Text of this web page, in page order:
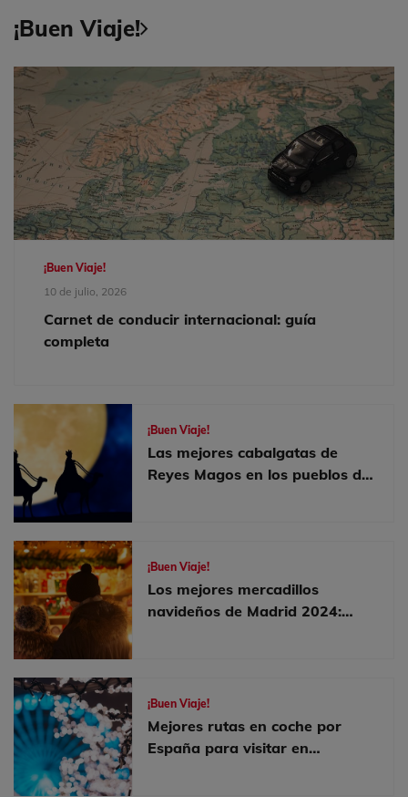
¡Buen Viaje!
¡Buen Viaje!
10 de julio, 2026
Carnet de conducir internacional: guía
completa
¡Buen Viaje!
Las mejores cabalgatas de
Reyes Magos en los pueblos de
¡Buen Viaje!
Los mejores mercadillos
navideños de Madrid 2024:
¡Buen Viaje!
Mejores rutas en coche por
España para visitar en